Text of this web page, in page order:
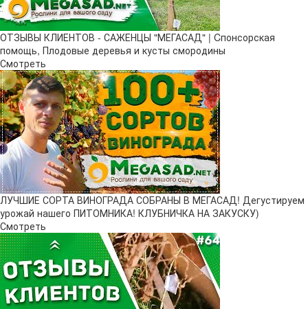
ОТЗЫВЫ КЛИЕНТОВ - САЖЕНЦЫ "МЕГАСАД" | Cпонсорская
помощь, Плодовые деревья и кусты смородины
Смотреть
ЛУЧШИЕ СОРТА ВИНОГРАДА СОБРАНЫ В МЕГАСАД! Дегустируем
урожай нашего ПИТОМНИКА! КЛУБНИЧКА НА ЗАКУСКУ)
Смотреть